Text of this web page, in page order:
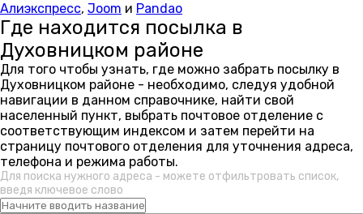
Алиэкспресс, Joom и Pandao
Где находится посылка в
Духовницком районе
Для того чтобы узнать, где можно забрать посылку в
Духовницком районе - необходимо, следуя удобной
навигации в данном справочнике, найти свой
населенный пункт, выбрать почтовое отделение с
соответствующим индексом и затем перейти на
страницу почтового отделения для уточнения адреса,
телефона и режима работы.
Для поиска нужного адреса - можете отфильтровать список,
введя ключевое слово